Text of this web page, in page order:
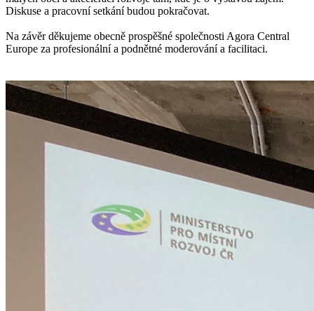
Diskuse a pracovní setkání budou pokračovat.
Na závěr děkujeme obecně prospěšné společnosti Agora Central
Europe za profesionální a podnětné moderování a facilitaci.